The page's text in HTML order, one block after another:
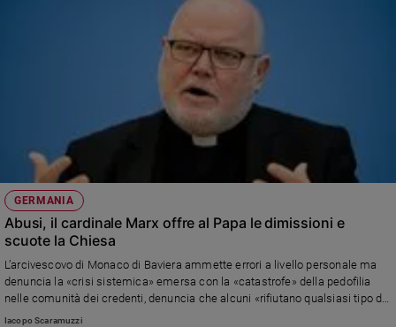
GERMANIA
Abusi, il cardinale Marx offre al Papa le dimissioni e
scuote la Chiesa
L’arcivescovo di Monaco di Baviera ammette errori a livello personale ma
denuncia la «crisi sistemica» emersa con la «catastrofe» della pedofilia
nelle comunità dei credenti, denuncia che alcuni «rifiutano qualsiasi tipo di
riforma e innovazione» e caldeggia il percorso sinodale come «punto di
Iacopo Scaramuzzi